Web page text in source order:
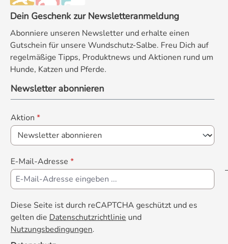
Dein Geschenk zur Newsletteranmeldung
Abonniere unseren Newsletter und erhalte einen
Gutschein für unsere Wundschutz-Salbe. Freu Dich auf
regelmäßige Tipps, Produktnews und Aktionen rund um
Hunde, Katzen und Pferde.
Newsletter abonnieren
Aktion *
E-Mail-Adresse *
Diese Seite ist durch reCAPTCHA geschützt und es
gelten die Datenschutzrichtlinie und
Nutzungsbedingungen.